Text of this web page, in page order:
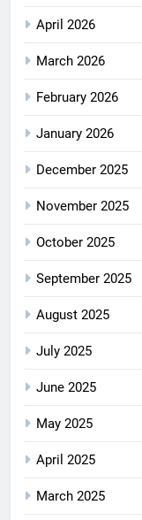
April 2026
March 2026
February 2026
January 2026
December 2025
November 2025
October 2025
September 2025
August 2025
July 2025
June 2025
May 2025
April 2025
March 2025